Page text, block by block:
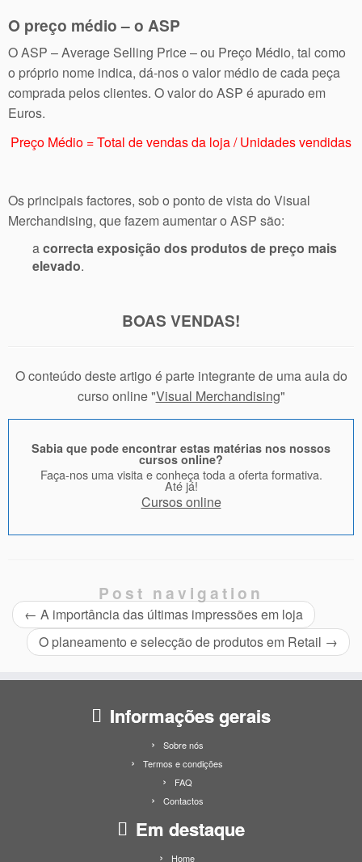
O preço médio – o ASP
O ASP – Average Selling Price – ou Preço Médio, tal como
o próprio nome indica, dá-nos o valor médio de cada peça
comprada pelos clientes. O valor do ASP é apurado em
Euros.
Preço Médio = Total de vendas da loja / Unidades vendidas
Os principais factores, sob o ponto de vista do Visual
Merchandising, que fazem aumentar o ASP são:
acorrecta exposição dos produtos de preço mais
elevado.
BOAS VENDAS!
O conteúdo deste artigo é parte integrante de uma aula do
curso online "Visual Merchandising"
Sabia que pode encontrar estas matérias nos nossos
cursos online?
Faça-nos uma visita e conheça toda a oferta formativa.
Até já!
Cursos online
Post navigation
← A importância das últimas impressões em loja
O planeamento e selecção de produtos em Retail →
Informações gerais
Sobre nós
Termos e condições
FAQ
Contactos
Em destaque
Home